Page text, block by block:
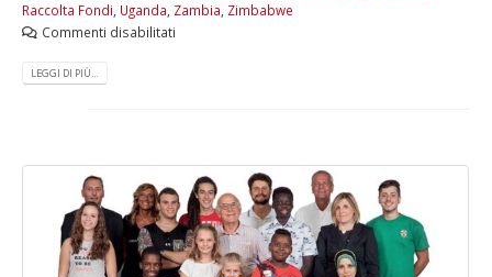
Raccolta Fondi, Uganda, Zambia, Zimbabwe
Commenti disabilitati
LEGGI DI PIÙ...